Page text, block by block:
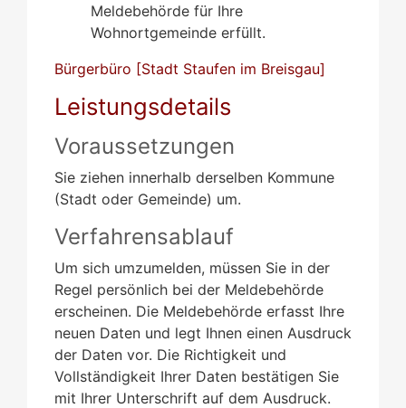
Meldebehörde für Ihre
Wohnortgemeinde erfüllt.
Bürgerbüro [Stadt Staufen im Breisgau]
Leistungsdetails
Voraussetzungen
Sie ziehen innerhalb derselben Kommune
(Stadt oder Gemeinde) um.
Verfahrensablauf
Um sich umzumelden, müssen Sie in der
Regel persönlich bei der Meldebehörde
erscheinen. Die Meldebehörde erfasst Ihre
neuen Daten und legt Ihnen einen Ausdruck
der Daten vor. Die Richtigkeit und
Vollständigkeit Ihrer Daten bestätigen Sie
mit Ihrer Unterschrift auf dem Ausdruck.